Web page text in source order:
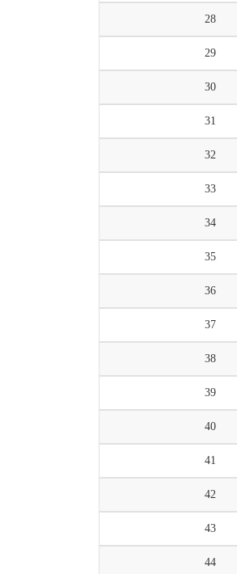
28
29
30
31
32
33
34
35
36
37
38
39
40
41
42
43
44